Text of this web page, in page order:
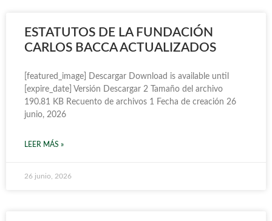
ESTATUTOS DE LA FUNDACIÓN
CARLOS BACCA ACTUALIZADOS
[featured_image] Descargar Download is available until
[expire_date] Versión Descargar 2 Tamaño del archivo
190.81 KB Recuento de archivos 1 Fecha de creación 26
junio, 2026
LEER MÁS »
26 junio, 2026